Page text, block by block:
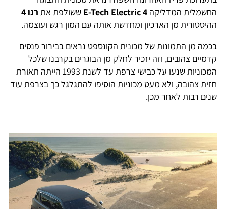
החשמלית המדליקה
ששולפת את רנו 4
ההיסטורית מן הארכיון ומחדשת אותה עם המון רגש ועוצמה.
בכמה מן התמונות של מכונית הקונספט נראים בבירור פנסים
קדמיים צהובים, וזה יזכיר לחלק מן הבוגרים בקרבנו שלכל
המכוניות שנעו על כבישי צרפת עד לשנת 1993 הייתה תאורת
חזית צהובה, ולא מעט מכוניות הוסיפו להתגלגל כך בצרפת עוד
שנים רבות לאחר מכן.